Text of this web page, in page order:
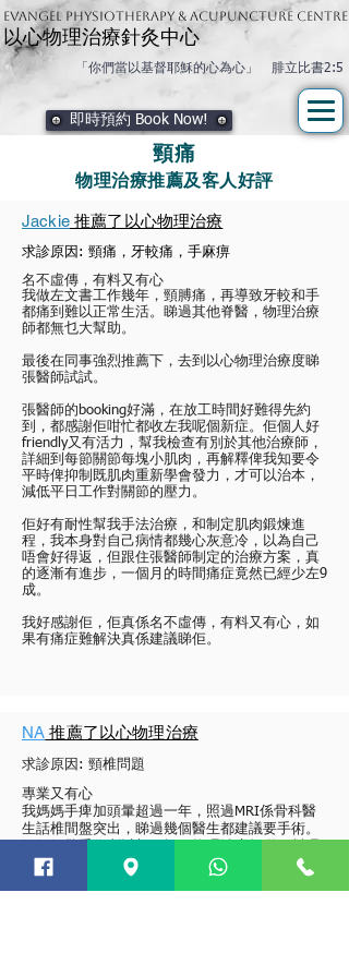
Evangel physiotherapy & Acupuncture Centre
以心物理治療針灸中心
「你們當以基督耶穌的心為心」 腓立比書2:5
即時預約 Book Now!
頸痛
物理治療推薦及客人好評
​Jackie推薦了以心物理治療
求診原因: 頸痛，牙較痛，手麻痹
名不虛傳，有料又有心
我做左文書工作幾年，頸膊痛，再導致牙較和手
都痛到難以正常生活。睇過其他脊醫，物理治療
師都無乜大幫助。
最後在同事強烈推薦下，去到以心物理治療度睇
張醫師試試。
張醫師的booking好滿，在放工時間好難得先約
到，都感謝佢咁忙都收左我呢個新症。佢個人好
friendly又有活力，幫我檢查有別於其他治療師，
詳細到每節關節每塊小肌肉，再解釋俾我知要令
平時俾抑制既肌肉重新學會發力，才可以治本，
減低平日工作對關節的壓力。
佢好有耐性幫我手法治療，和制定肌肉鍛煉進
程，我本身對自己病情都幾心灰意冷，以為自己
唔會好得返，但跟住張醫師制定的治療方案，真
的逐漸有進步，一個月的時間痛症竟然已經少左9
成。
我好感謝佢，佢真係名不虛傳，有料又有心，如
果有痛症難解決真係建議睇佢。
NA 推薦了以心物理治療
求診原因: 頸椎問題
專業又有心
我媽媽手痺加頭暈超過一年，照過MRI係骨科醫
生話椎間盤突出，睇過幾個醫生都建議要手術。
幫到手。
朋友介紹來到Richard 張醫師診所。張醫師第一